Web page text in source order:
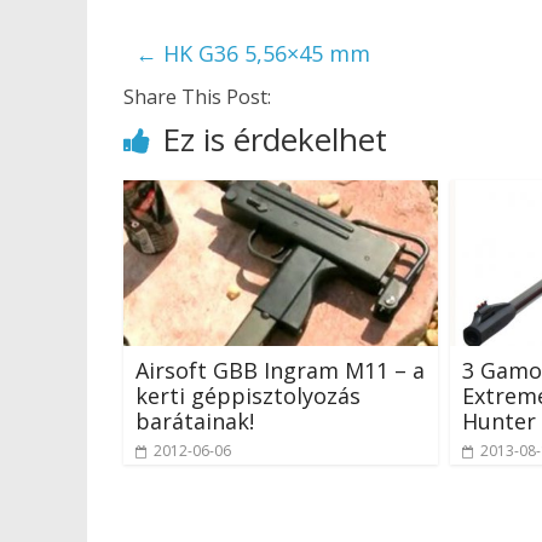
← HK G36 5,56×45 mm
Share This Post:
Ez is érdekelhet
Airsoft GBB Ingram M11 – a
kerti géppisztolyozás
barátainak!
2012-06-06
3
Hunter
2013-